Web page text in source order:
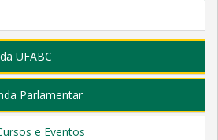
UFABC
Parlamentar
e Eventos